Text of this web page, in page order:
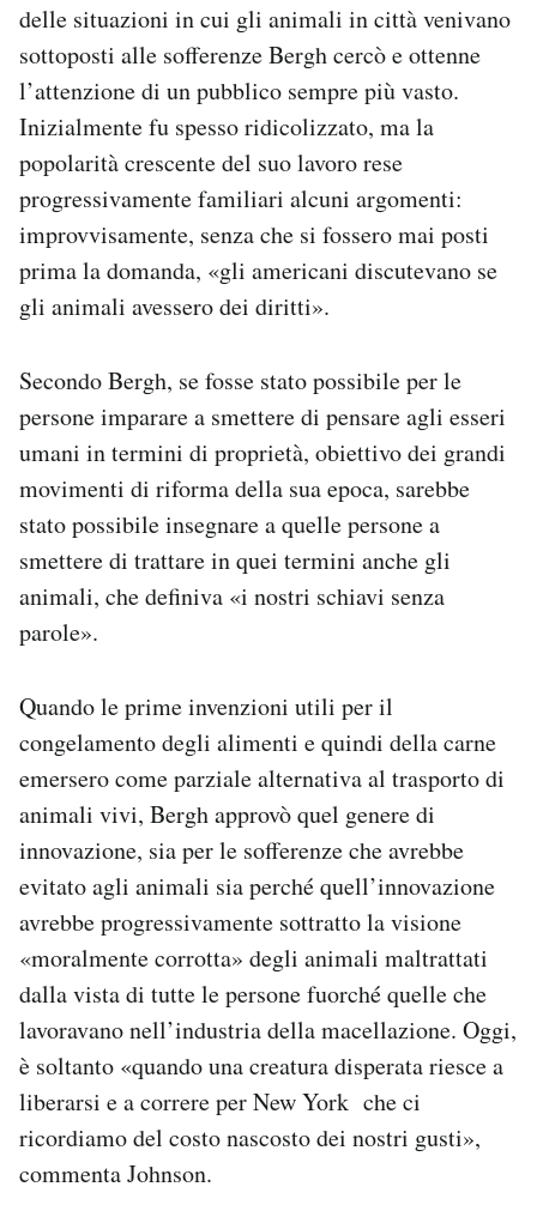
delle situazioni in cui gli animali in città venivano
sottoposti alle sofferenze Bergh cercò e ottenne
l’attenzione di un pubblico sempre più vasto.
Inizialmente fu spesso ridicolizzato, ma la
popolarità crescente del suo lavoro rese
progressivamente familiari alcuni argomenti:
improvvisamente, senza che si fossero mai posti
prima la domanda, «gli americani discutevano se
gli animali avessero dei diritti».
Secondo Bergh, se fosse stato possibile per le
persone imparare a smettere di pensare agli esseri
umani in termini di proprietà, obiettivo dei grandi
movimenti di riforma della sua epoca, sarebbe
stato possibile insegnare a quelle persone a
smettere di trattare in quei termini anche gli
animali, che definiva «i nostri schiavi senza
parole».
Quando le prime invenzioni utili per il
congelamento degli alimenti e quindi della carne
emersero come parziale alternativa al trasporto di
animali vivi, Bergh approvò quel genere di
innovazione, sia per le sofferenze che avrebbe
evitato agli animali sia perché quell’innovazione
avrebbe progressivamente sottratto la visione
«moralmente corrotta» degli animali maltrattati
dalla vista di tutte le persone fuorché quelle che
lavoravano nell’industria della macellazione. Oggi,
è soltanto «quando una creatura disperata riesce a
liberarsi e a correre per New York che ci
ricordiamo del costo nascosto dei nostri gusti»,
commenta Johnson.